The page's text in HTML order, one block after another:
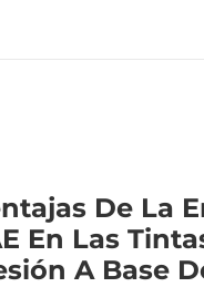
De La
En Las
A Base